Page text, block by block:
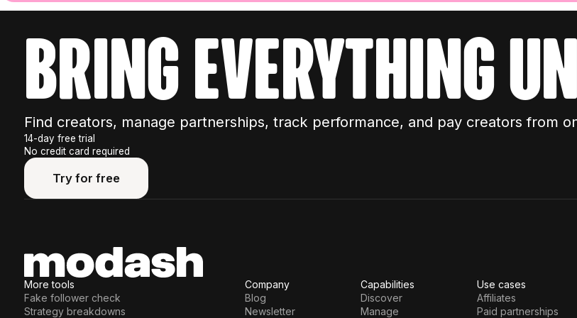
bring everything
Find creators, manage partnerships, track performance, and pay creators from
14-day free trial
No credit card required
Try for free
More tools
Fake follower check
Strategy breakdowns
Company
Blog
Newsletter
Capabilities
Discover
Manage
Use cases
Affiliates
Paid partnerships